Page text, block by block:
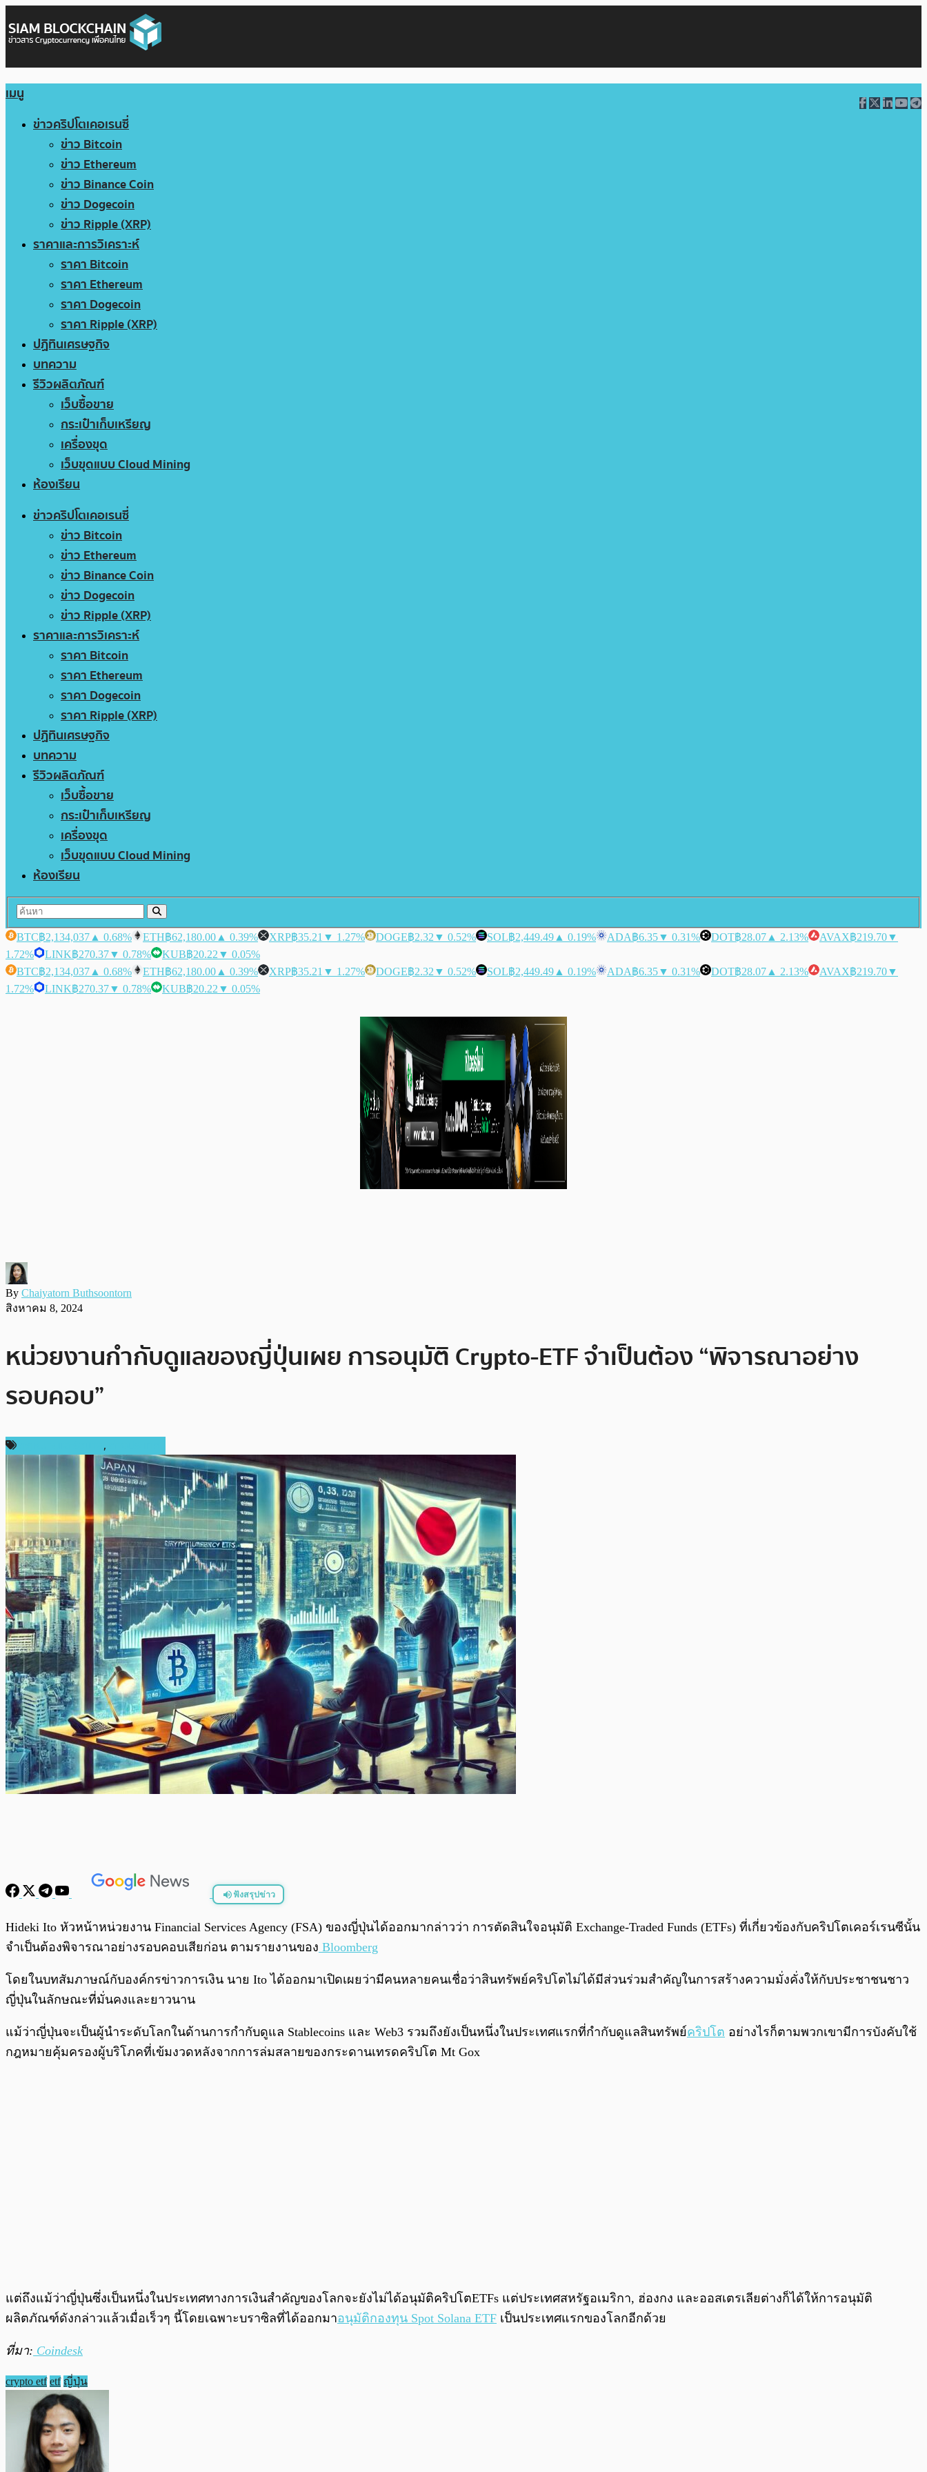
เมนู
ข่าวคริปโตเคอเรนซี่
ข่าว Bitcoin
ข่าว Ethereum
ข่าว Binance Coin
ข่าว Dogecoin
ข่าว Ripple (XRP)
ราคาและการวิเคราะห์
ราคา Bitcoin
ราคา Ethereum
ราคา Dogecoin
ราคา Ripple (XRP)
ปฏิทินเศรษฐกิจ
บทความ
รีวิวผลิตภัณฑ์
เว็บซื้อขาย
กระเป๋าเก็บเหรียญ
เครื่องขุด
เว็บขุดแบบ Cloud Mining
ห้องเรียน
ข่าวคริปโตเคอเรนซี่
ข่าว Bitcoin
ข่าว Ethereum
ข่าว Binance Coin
ข่าว Dogecoin
ข่าว Ripple (XRP)
ราคาและการวิเคราะห์
ราคา Bitcoin
ราคา Ethereum
ราคา Dogecoin
ราคา Ripple (XRP)
ปฏิทินเศรษฐกิจ
บทความ
รีวิวผลิตภัณฑ์
เว็บซื้อขาย
กระเป๋าเก็บเหรียญ
เครื่องขุด
เว็บขุดแบบ Cloud Mining
ห้องเรียน
BTC฿2,134,037 ▲ 0.68% ETH฿62,180.00 ▲ 0.39% XRP฿35.21 ▼ 1.27% DOGE฿2.32 ▼ 0.52% SOL฿2,449.49 ▲ 0.19% ADA฿6.35▼ 0.31% DOT฿28.07 ▲ 2.13% AVAX฿219.70▼
1.72%
LINK฿270.37▼ 0.78% KUB฿20.22 ▼ 0.05%
BTC฿2,134,037 ▲ 0.68% ETH฿62,180.00 ▲ 0.39% XRP฿35.21 ▼ 1.27% DOGE฿2.32 ▼ 0.52% SOL฿2,449.49 ▲ 0.19% ADA฿6.35▼ 0.31% DOT฿28.07 ▲ 2.13% AVAX฿219.70▼
1.72%
LINK฿270.37▼ 0.78% KUB฿20.22 ▼ 0.05%
By Chaiyatorn Buthsoontorn
สิงหาคม 8, 2024
หน่วยงานกำกับดูแลของญี่ปุ่นเผย การอนุมัติ Crypto-ETF จำเป็นต้อง “พิจารณาอย่าง
รอบคอบ”
,
ฟังสรุปข่าว
พร้อมเล่น 0:00 0:00
Hideki Ito หัวหน้าหน่วยงาน Financial Services Agency (FSA) ของญี่ปุ่นได้ออกมากล่าวว่า การตัดสินใจอนุมัติ Exchange-Traded Funds (ETFs) ที่เกี่ยวข้องกับคริปโตเคอร์เรนซีนั้น
จำเป็นต้องพิจารณาอย่างรอบคอบเสียก่อน ตามรายงานของ Bloomberg
โดยในบทสัมภาษณ์กับองค์กรข่าวการเงิน นาย Ito ได้ออกมาเปิดเผยว่ามีคนหลายคนเชื่อว่าสินทรัพย์คริปโตไม่ได้มีส่วนร่วมสำคัญในการสร้างความมั่งคั่งให้กับประชาชนชาว
ญี่ปุ่นในลักษณะที่มั่นคงและยาวนาน
แม้ว่าญี่ปุ่นจะเป็นผู้นำระดับโลกในด้านการกำกับดูแล Stablecoins และ Web3 รวมถึงยังเป็นหนึ่งในประเทศแรกที่กำกับดูแลสินทรัพย์คริปโต อย่างไรก็ตามพวกเขามีการบังคับใช้
กฎหมายคุ้มครองผู้บริโภคที่เข้มงวดหลังจากการล่มสลายของกระดานเทรดคริปโต Mt Gox
แต่ถึงแม้ว่าญี่ปุ่นซึ่งเป็นหนึ่งในประเทศทางการเงินสำคัญของโลกจะยังไม่ได้อนุมัติคริปโตETFs แต่ประเทศสหรัฐอเมริกา, ฮ่องกง และออสเตรเลียต่างก็ได้ให้การอนุมัติ
ผลิตภัณฑ์ดังกล่าวแล้วเมื่อเร็วๆ นี้โดยเฉพาะบราซิลที่ได้ออกมาอนุมัติกองทุน Spot Solana ETF เป็นประเทศแรกของโลกอีกด้วย
ที่มา: Coindesk
crypto etf etf ญี่ปุ่น